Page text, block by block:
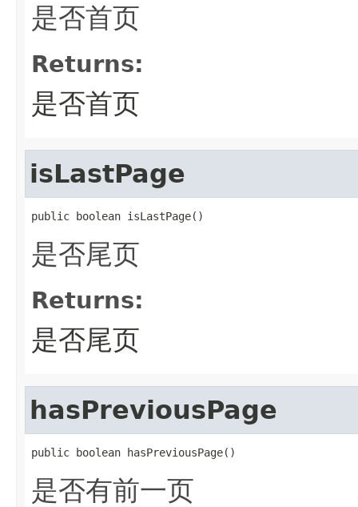
是否首页
Returns:
是否首页
isLastPage
public boolean isLastPage()
是否尾页
Returns:
是否尾页
hasPreviousPage
public boolean hasPreviousPage()
是否有前一页